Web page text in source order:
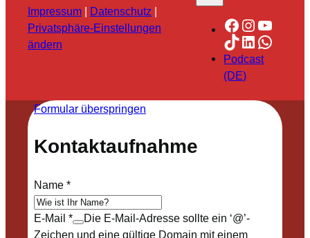
Impressum | Datenschutz |
Privatsphäre-Einstellungen
ändern
Facebook
TikTok
LinkedIn
Podcast
(DE)
Formular überspringen
Kontaktaufnahme
Name*
E-Mail *
Die E-Mail-Adresse sollte ein ‘@’-
Zeichen und eine gültige Domain mit einem